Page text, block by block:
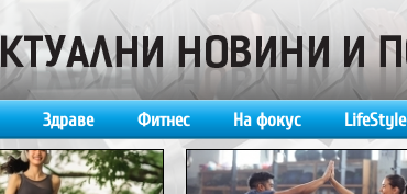
Здраве Фитнес На фокус LifeStyle